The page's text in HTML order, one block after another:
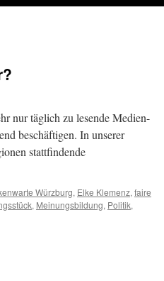
nur täglich zu lesende Medien-
beschäftigen. In unserer
stattfindende
Würzburg, Elke Klemenz, faire
, Meinungsbildung, Politik,